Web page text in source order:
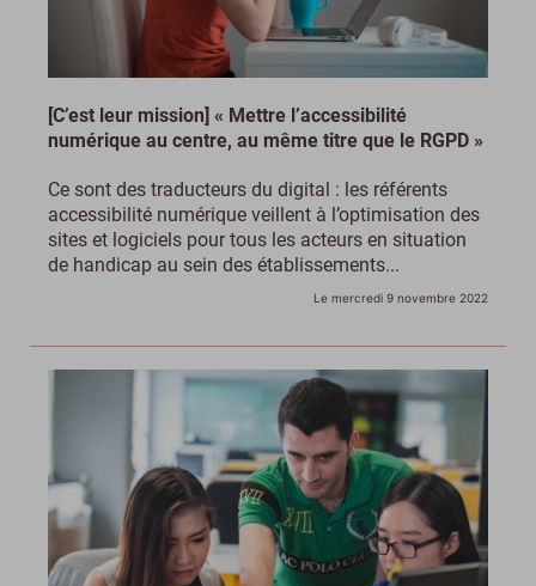
[C’est leur mission] « Mettre l’accessibilité
numérique au centre, au même titre que le RGPD »
Ce sont des traducteurs du digital : les référents
accessibilité numérique veillent à l’optimisation des
sites et logiciels pour tous les acteurs en situation
de handicap au sein des établissements...
Le mercredi 9 novembre 2022